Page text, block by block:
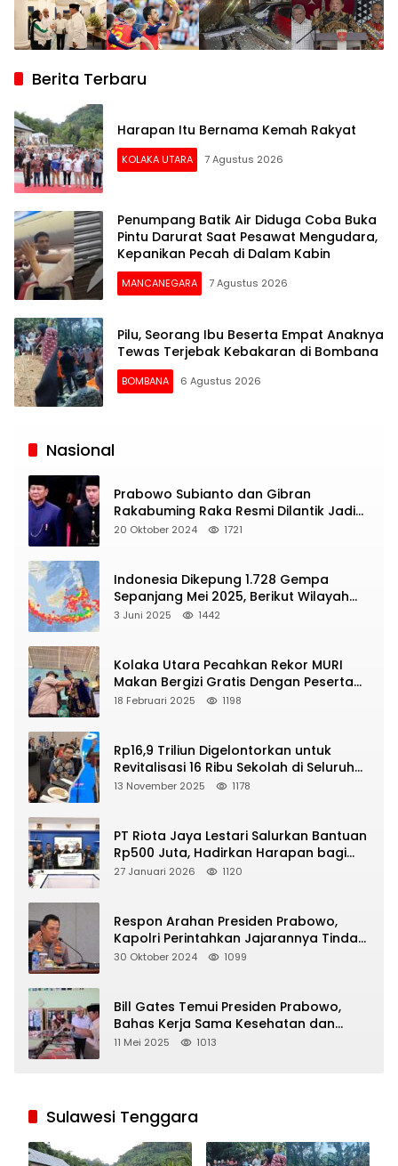
Berita Terbaru
Harapan Itu Bernama Kemah Rakyat
KOLAKA UTARA 7 Agustus 2026
Penumpang Batik Air Diduga Coba Buka
Pintu Darurat Saat Pesawat Mengudara,
Kepanikan Pecah di Dalam Kabin
MANCANEGARA 7 Agustus 2026
Pilu, Seorang Ibu Beserta Empat Anaknya
Tewas Terjebak Kebakaran di Bombana
BOMBANA 6 Agustus 2026
Siaran
Nasional
Prabowo Subianto dan Gibran
Rakabuming Raka Resmi Dilantik Jadi
Presiden dan Wapres RI
20 Oktober 2024 1721
Indonesia Dikepung 1.728 Gempa
Sepanjang Mei 2025, Berikut Wilayah
Yang Intens Diguncang!
3 Juni 2025 1442
Kolaka Utara Pecahkan Rekor MURI
Makan Bergizi Gratis Dengan Peserta
Terbanyak
18 Februari 2025 1198
Rp16,9 Triliun Digelontorkan untuk
Revitalisasi 16 Ribu Sekolah di Seluruh
Indonesia
13 November 2025 1178
PT Riota Jaya Lestari Salurkan Bantuan
Rp500 Juta, Hadirkan Harapan bagi
Korban Bencana di Sumatera
27 Januari 2026 1120
Respon Arahan Presiden Prabowo,
Kapolri Perintahkan Jajarannya Tindak
Tegas Pelaku Judi Online
30 Oktober 2024 1099
Bill Gates Temui Presiden Prabowo,
Bahas Kerja Sama Kesehatan dan
Program Makan Bergizi Gratis
11 Mei 2025 1013
Sulawesi Tenggara